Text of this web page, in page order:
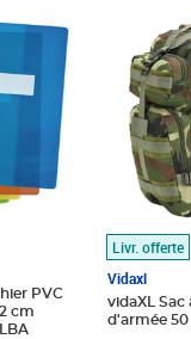
PVC
cm
Livr. offerte
Vidaxl
vidaXL Sac
d'armée
Prix barré